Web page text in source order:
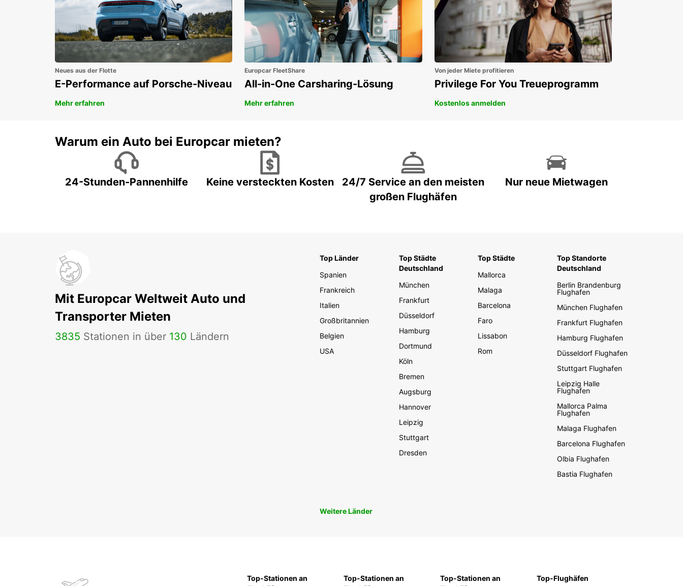
Neues aus der Flotte
E-Performance auf Porsche-Niveau
Mehr erfahren
Europcar FleetShare
All-in-One Carsharing-Lösung
Mehr erfahren
Von jeder Miete profitieren
Privilege For You Treueprogramm
Kostenlos anmelden
Warum ein Auto bei Europcar mieten?
24-Stunden-Pannenhilfe Keine versteckten Kosten
24/7 Service an den meisten
großen Flughäfen
Nur neue Mietwagen
Mit Europcar Weltweit Auto und
Transporter Mieten
3835 Stationen in über 130 Ländern
Top Länder
Spanien
Frankreich
Italien
Großbritannien
Belgien
USA
Top Städte
Deutschland
München
Frankfurt
Düsseldorf
Hamburg
Dortmund
Köln
Bremen
Augsburg
Hannover
Leipzig
Stuttgart
Dresden
Top Städte
Mallorca
Malaga
Barcelona
Faro
Lissabon
Rom
Top Standorte
Deutschland
Berlin Brandenburg
Flughafen
München Flughafen
Frankfurt Flughafen
Hamburg Flughafen
Düsseldorf Flughafen
Stuttgart Flughafen
Leipzig Halle
Flughafen
Mallorca Palma
Flughafen
Malaga Flughafen
Barcelona Flughafen
Olbia Flughafen
Bastia Flughafen
Weitere Länder
Top-Stationen an
Top-Stationen an
Top-Stationen an
Top-Flughäfen